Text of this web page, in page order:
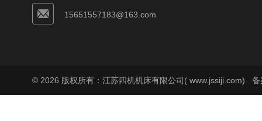
15651557183@163.com
© 2026 版权所有：江苏四机机床有限公司( www.jssiji.com) 备